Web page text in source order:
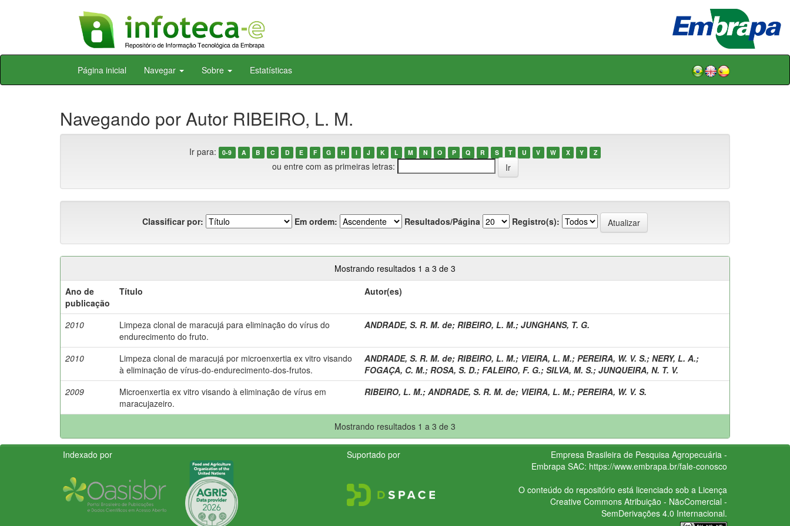
Skip
Página inicial Navegar Sobre Estatísticas
Navegando por Autor RIBEIRO, L. M.
Ir para: 0-9 A B C D E F G H I J K L M N O P Q R S T U V W X Y Z
ou entre com as primeiras letras:
Classificar por: Em ordem: Resultados/Página Registro(s):
Mostrando resultados 1 a 3 de 3
Ano de
publicação
Título Autor(es)
2010
Limpeza clonal de maracujá para eliminação do vírus do
endurecimento do fruto.
ANDRADE, S. R. M. de; RIBEIRO, L. M.; JUNGHANS, T. G.
2010
Limpeza clonal de maracujá por microenxertia ex vitro visando
à eliminação de vírus-do-endurecimento-dos-frutos.
ANDRADE, S. R. M. de; RIBEIRO, L. M.; VIEIRA, L. M.; PEREIRA, W. V. S.; NERY, L. A.;
FOGAÇA, C. M.; ROSA, S. D.; FALEIRO, F. G.; SILVA, M. S.; JUNQUEIRA, N. T. V.
2009
Microenxertia ex vitro visando à eliminação de vírus em
maracujazeiro.
RIBEIRO, L. M.; ANDRADE, S. R. M. de; VIEIRA, L. M.; PEREIRA, W. V. S.
Mostrando resultados 1 a 3 de 3
Indexado por Suportado por
Empresa Brasileira de Pesquisa Agropecuária -
Embrapa SAC: https://www.embrapa.br/fale-conosco
O conteúdo do repositório está licenciado sob a Licença
Creative CommonsAtribuição - NãoComercial -
SemDerivações 4.0 Internacional.